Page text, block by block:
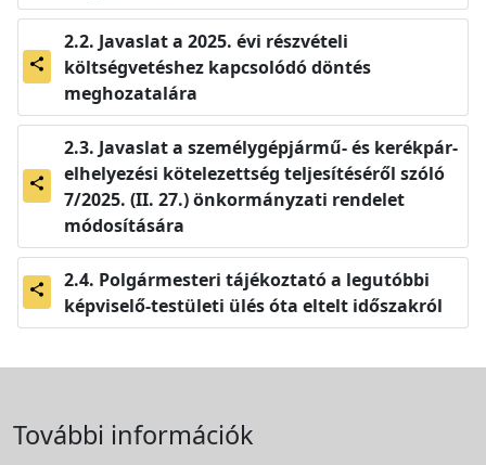
share
Javaslat a 2025. évi részvételi
költségvetéshez kapcsolódó döntés
meghozatalára
share
Javaslat a személygépjármű- és kerékpár-
elhelyezési kötelezettség teljesítéséről szóló
7/2025. (II. 27.) önkormányzati rendelet
módosítására
share
Polgármesteri tájékoztató a legutóbbi
képviselő-testületi ülés óta eltelt időszakról
További információk